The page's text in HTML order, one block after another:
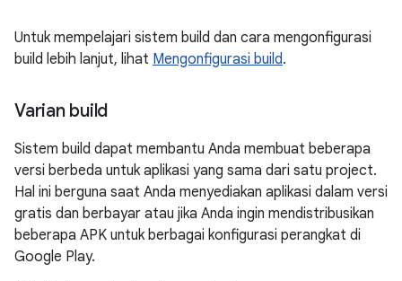
Untuk mempelajari sistem build dan cara mengonfigurasi
build lebih lanjut, lihat Mengonfigurasi build.
Varian build
Sistem build dapat membantu Anda membuat beberapa
versi berbeda untuk aplikasi yang sama dari satu project.
Hal ini berguna saat Anda menyediakan aplikasi dalam versi
gratis dan berbayar atau jika Anda ingin mendistribusikan
beberapa APK untuk berbagai konfigurasi perangkat di
Google Play.